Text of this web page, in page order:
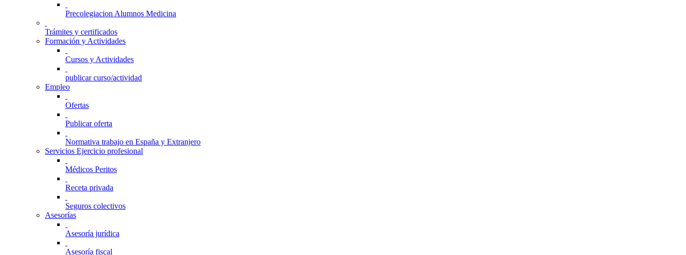
Precolegiacion Alumnos Medicina
Trámites y certificados
Formación y Actividades
Cursos y Actividades
publicar curso/actividad
Empleo
Ofertas
Publicar oferta
Normativa trabajo en España y Extranjero
Servicios Ejercicio profesional
Médicos Peritos
Receta privada
Seguros colectivos
Asesorías
Asesoría jurídica
Asesoría fiscal